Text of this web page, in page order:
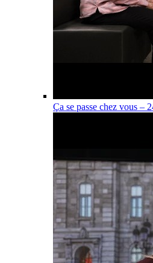
Ça se passe chez vous –